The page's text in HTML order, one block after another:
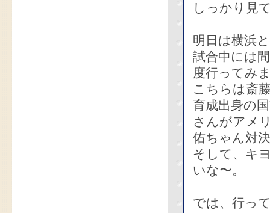
しっかり見
明日は横浜
試合中には
度行ってみ
こちらは斎
育成出身の
さんがアメ
佑ちゃん対
そして、キ
いな〜。
では、行っ